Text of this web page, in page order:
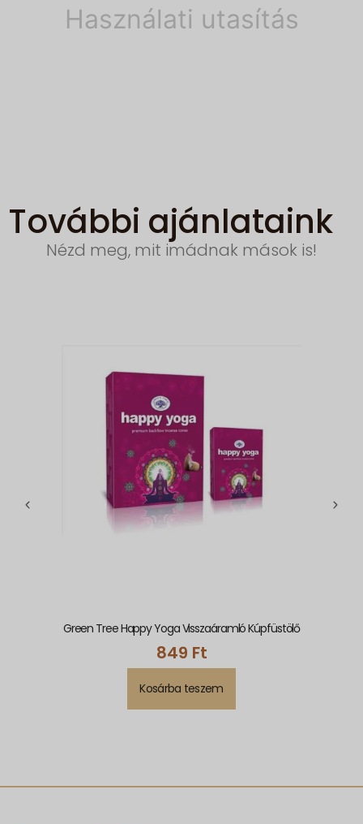
Használati utasítás
További ajánlataink
Nézd meg, mit imádnak mások is!
Green Tree Happy Yoga Visszaáramló Kúpfüstölő
849 Ft
Kosárba teszem